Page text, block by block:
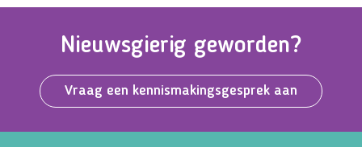
Nieuwsgierig geworden?
Vraag een kennismakingsgesprek aan